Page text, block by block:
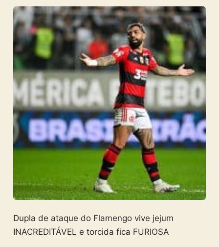
Dupla de ataque do Flamengo vive jejum
INACREDITÁVEL e torcida fica FURIOSA